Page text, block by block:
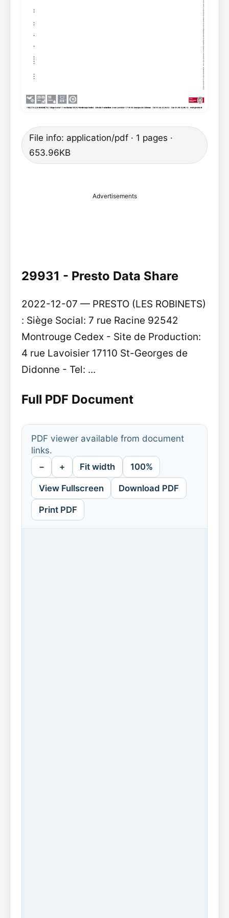
File info: application/pdf · 1 pages ·
653.96KB
Advertisements
29931 - Presto Data Share
2022-12-07 — PRESTO (LES ROBINETS)
: Siège Social: 7 rue Racine 92542
Montrouge Cedex - Site de Production:
4 rue Lavoisier 17110 St-Georges de
Didonne - Tel: ...
Full PDF Document
PDF viewer available from document
links.
− + Fit width 100%
View Fullscreen Download PDF
Print PDF